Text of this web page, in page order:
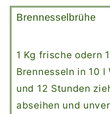
Brennesselbrühe
1 Kg frische odern
Brennesseln in 10 l
und 12 Stunden
abseihen und